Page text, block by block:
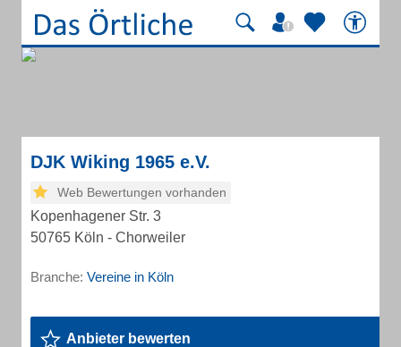
DJK Wiking 1965 e.V.
Web Bewertungen vorhanden
Kopenhagener Str. 3
50765 Köln - Chorweiler
Branche: Vereine in Köln
Anbieter bewerten